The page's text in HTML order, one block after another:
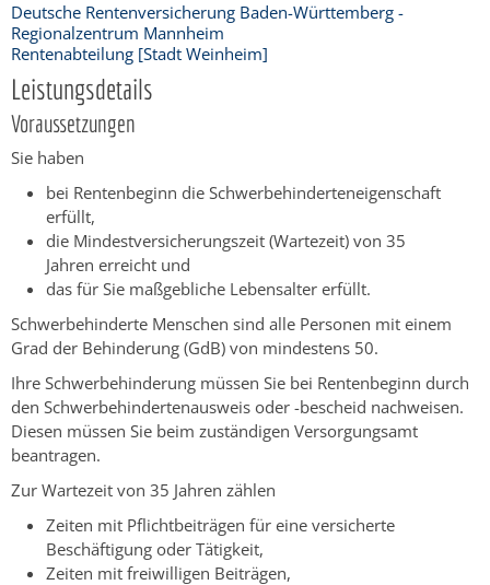
Deutsche Rentenversicherung Baden-Württemberg -
Regionalzentrum Mannheim
Rentenabteilung [Stadt Weinheim]
Leistungsdetails
Voraussetzungen
Sie haben
bei Rentenbeginn die Schwerbehinderteneigenschaft
erfüllt,
die Mindestversicherungszeit (Wartezeit) von 35
Jahren erreicht und
das für Sie maßgebliche Lebensalter erfüllt.
Schwerbehinderte Menschen sind alle Personen mit einem
Grad der Behinderung (GdB) von mindestens 50.
Ihre Schwerbehinderung müssen Sie bei Rentenbeginn durch
den Schwerbehindertenausweis oder -bescheid nachweisen.
Diesen müssen Sie beim zuständigen Versorgungsamt
beantragen.
Zur Wartezeit von 35 Jahren zählen
Zeiten mit Pflichtbeiträgen für eine versicherte
Beschäftigung oder Tätigkeit,
Zeiten mit freiwilligen Beiträgen,